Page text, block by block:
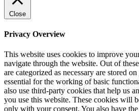
Close
Privacy Overview
This website uses cookies to improve
navigate through the website. Out of
are categorized as necessary are stored
essential for the working of basic
also use third-party cookies that help us
you use this website. These cookies will
only with your consent. You also have